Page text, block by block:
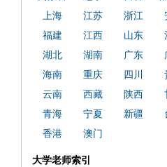
7996x
dfbabctitlexca
ply operand97996xca
上海
江苏 浙江
福建
江西 山东
湖北
湖南 广东
海南
重庆 四川
云南
西藏 陕西
青海
宁夏 新疆
香港
澳门
大学老师索引